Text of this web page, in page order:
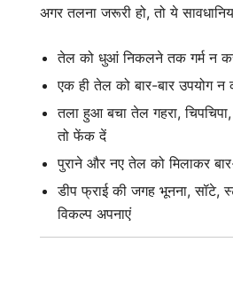
अगर तलना जरूरी हो, तो ये
तेल को धुआं निकलने तक गर्म न
एक ही तेल को बार-बार उपयोग न
तला हुआ बचा तेल गहरा, चिपचिपा,
तो फेंक दें
पुराने और नए तेल को मिलाकर
डीप फ्राई की जगह भूनना, सॉटे,
विकल्प अपनाएं